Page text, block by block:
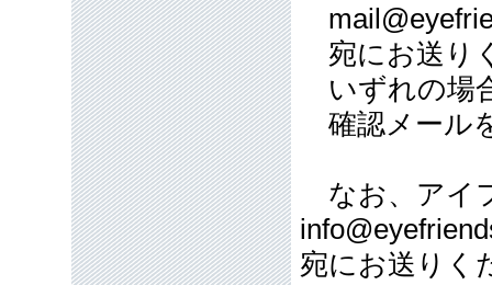
宛にお送り
いずれの場
確認メール
なお、アイ
宛にお送りく